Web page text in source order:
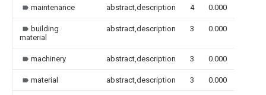
maintenance abstract,description 4 0.000
building
material
abstract,description 3 0.000
machinery abstract,description 3 0.000
material abstract,description 3 0.000